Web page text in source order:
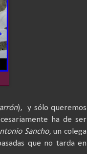
),
y sólo queremos
ha de ser
Sancho, un colega
que no tarda en